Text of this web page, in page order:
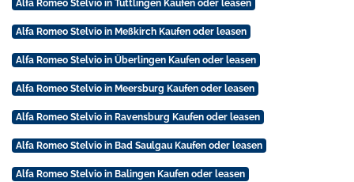
Alfa Romeo Stelvio in Tuttlingen Kaufen oder leasen
Alfa Romeo Stelvio in Meßkirch Kaufen oder leasen
Alfa Romeo Stelvio in Überlingen Kaufen oder leasen
Alfa Romeo Stelvio in Meersburg Kaufen oder leasen
Alfa Romeo Stelvio in Ravensburg Kaufen oder leasen
Alfa Romeo Stelvio in Bad Saulgau Kaufen oder leasen
Alfa Romeo Stelvio in Balingen Kaufen oder leasen